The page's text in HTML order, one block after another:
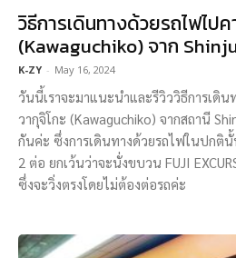
วิธีการเดินทางด้วยรถไฟไปค
(Kawaguchiko) จาก
K-ZY - May 16, 2024
วันนี้เราจะมาแนะนำและรีวิววิธีการเดิ
วากุจิโกะ (Kawaguchiko) จากสถานี
กันค่ะ ซึ่งการเดินทางด้วยรถไฟในปกติ
2 ต่อ ยกเว้นว่าจะนั่งขบวน FUJI
ซึ่งจะวิ่งตรงโดยไม่ต้องต่อรถค่ะ